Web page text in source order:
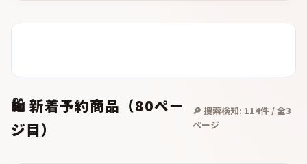
🛍️新着予約商品（80ペー
ジ目）
🔎 捜索検知: 114件 / 全3
ページ